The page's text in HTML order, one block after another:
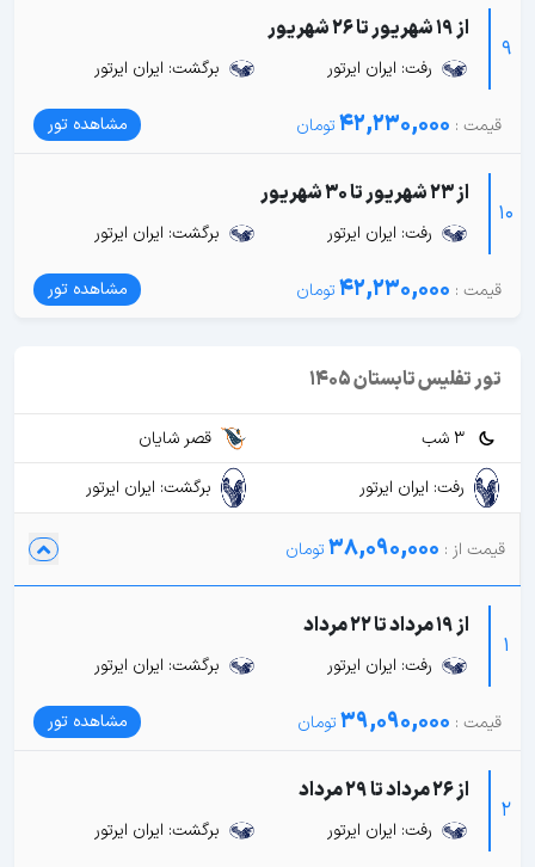
9
از 19 شهریور تا 26 شهریور
رفت: ایران ایرتور برگشت: ایران ایرتور
42,230,000 مشاهده تور
10
از 23 شهریور تا 30 شهریور
رفت: ایران ایرتور برگشت: ایران ایرتور
42,230,000 مشاهده تور
تور تفلیس تابستان 1405
3 شب
قصر شایان
رفت: ایران ایرتور
برگشت: ایران ایرتور
38,090,000
1
از 19 مرداد تا 22 مرداد
رفت: ایران ایرتور برگشت: ایران ایرتور
39,090,000 مشاهده تور
2
از 26 مرداد تا 29 مرداد
رفت: ایران ایرتور برگشت: ایران ایرتور